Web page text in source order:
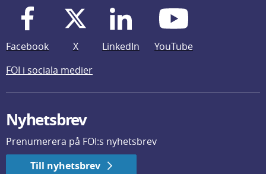
Facebook X LinkedIn
YouTube
FOI i sociala medier
Nyhetsbrev
Prenumerera på FOI:s nyhetsbrev
Till nyhetsbrev